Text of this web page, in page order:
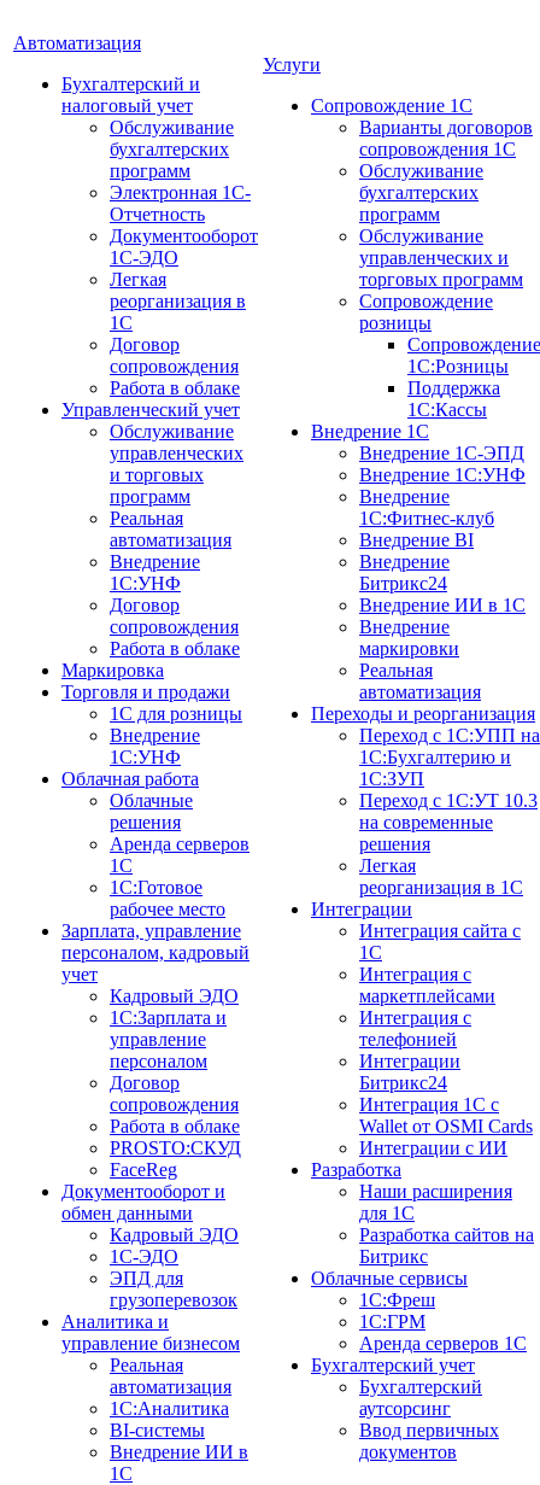
Автоматизация
Бухгалтерский и
налоговый учет
Обслуживание
бухгалтерских
программ
Электронная 1С-
Отчетность
Документооборот
1С-ЭДО
Легкая
реорганизация в
1С
Договор
сопровождения
Работа в облаке
Управленческий учет
Обслуживание
управленческих
и торговых
программ
Реальная
автоматизация
Внедрение
1С:УНФ
Договор
сопровождения
Работа в облаке
Маркировка
Торговля и продажи
1С для розницы
Внедрение
1С:УНФ
Облачная работа
Облачные
решения
Аренда серверов
1С
1C:Готовое
рабочее место
Зарплата, управление
персоналом, кадровый
учет
Кадровый ЭДО
1С:Зарплата и
управление
персоналом
Договор
сопровождения
Работа в облаке
PROSTO:СКУД
FaceReg
Документооборот и
обмен данными
Кадровый ЭДО
1С-ЭДО
ЭПД для
грузоперевозок
Аналитика и
управление бизнесом
Реальная
автоматизация
1С:Аналитика
BI-системы
Внедрение ИИ в
1С
Услуги
Сопровождение 1С
Варианты договоров
сопровождения 1С
Обслуживание
бухгалтерских
программ
Обслуживание
управленческих и
торговых программ
Сопровождение
розницы
Сопровождение
1С:Розницы
Поддержка
1С:Кассы
Внедрение 1С
Внедрение 1С-ЭПД
Внедрение 1С:УНФ
Внедрение
1С:Фитнес-клуб
Внедрение BI
Внедрение
Битрикс24
Внедрение ИИ в 1С
Внедрение
маркировки
Реальная
автоматизация
Переходы и реорганизация
Переход с 1С:УПП на
1С:Бухгалтерию и
1С:ЗУП
Переход с 1С:УТ 10.3
на современные
решения
Легкая
реорганизация в 1С
Интеграции
Интеграция сайта с
1С
Интеграция с
маркетплейсами
Интеграция с
телефонией
Интеграции
Битрикс24
Интеграция 1С с
Wallet от OSMI Cards
Интеграции с ИИ
Разработка
Наши расширения
для 1С
Разработка сайтов на
Битрикс
Облачные сервисы
1С:Фреш
1С:ГРМ
Аренда серверов 1С
Бухгалтерский учет
Бухгалтерский
аутсорсинг
Ввод первичных
документов